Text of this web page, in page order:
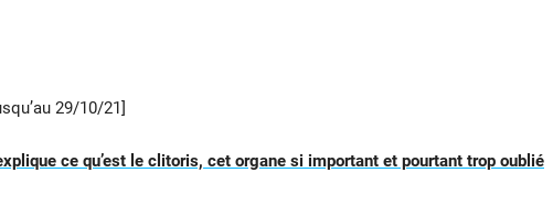
29/10/21]
ce qu’est le clitoris, cet organe si important et pourtant trop oublié